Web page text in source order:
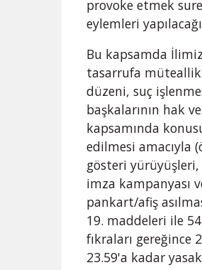
provoke etmek
eylemleri
Bu kapsamda
tasarrufa
düzeni, suç
başkalarının hak
kapsamında
edilmesi amacıyla
gösteri yürüyüşleri,
imza kampanyası
pankart/afiş
19. maddeleri ile
fıkraları
23.59'a kadar